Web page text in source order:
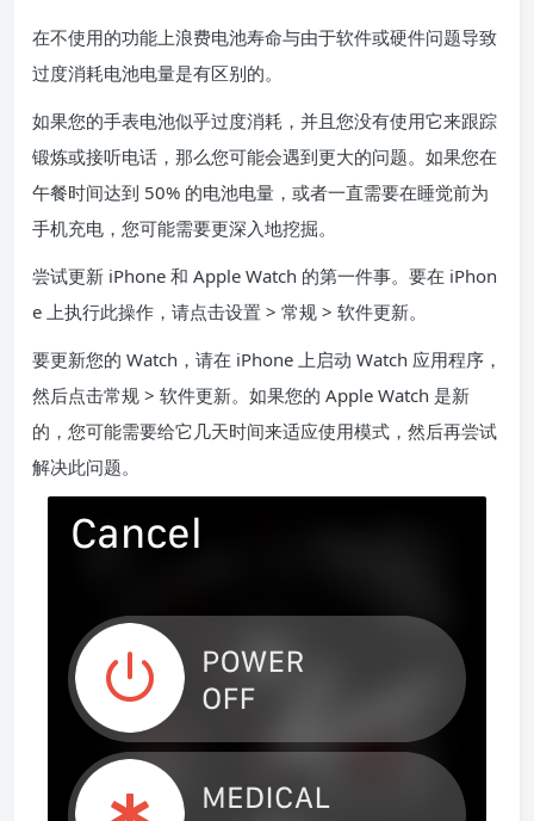
在不使用的功能上浪费电池寿命与由于软件或硬件问题导致
过度消耗电池电量是有区别的。
如果您的手表电池似乎过度消耗，并且您没有使用它来跟踪
锻炼或接听电话，那么您可能会遇到更大的问题。如果您在
午餐时间达到 50% 的电池电量，或者一直需要在睡觉前为
手机充电，您可能需要更深入地挖掘。
尝试更新 iPhone 和 Apple Watch 的第一件事。要在 iPhon
e 上执行此操作，请点击设置 > 常规 > 软件更新。
要更新您的 Watch，请在 iPhone 上启动 Watch 应用程序，
然后点击常规 > 软件更新。如果您的 Apple Watch 是新
的，您可能需要给它几天时间来适应使用模式，然后再尝试
解决此问题。